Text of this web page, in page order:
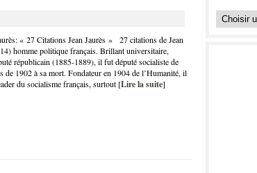
« 27 Citations Jean Jaurès » 27 citations de Jean
homme politique français. Brillant universitaire,
républicain (1885-1889), il fut député socialiste de
de 1902 à sa mort. Fondateur en 1904 de l’Humanité, il
du socialisme français, surtout [Lire la suite]